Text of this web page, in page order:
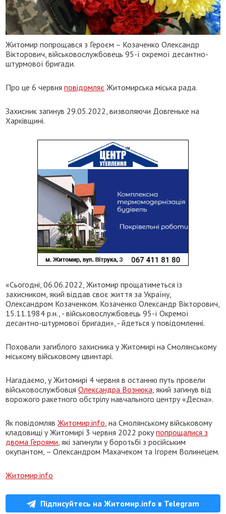
Житомир попрощався з Героєм – Козаченко Олександр
Вікторович, військовослужбовець 95-ї окремої десантно-
штурмової бригади.
Про це 6 червняповідомляє Житомирська міська рада.
Захисник загинув 29.05.2022, визволяючи Довгеньке на
Харківщині.
«Сьогодні, 06.06.2022, Житомир прощатиметься із
захисником, який віддав своє життя за Україну,
Олександром Козаченком. Козаченко Олександр Вікторович,
15.11.1984 р.н., - військовослужбовець 95-ї Окремої
десантно-штурмової бригади», - йдеться у повідомленні.
Поховали загиблого захисника у Житомирі на Смолянському
міському військовому цвинтарі.
Нагадаємо, у Житомирі 4 червня в останню путь провели
військовослужбовцяОлександра Вознюка , який загинув від
ворожого ракетного обстрілу навчального центру «Десна».
Як повідомлявЖитомир.info , на Смолянському військовому
кладовищі у Житомирі 3 червня 2022 рокупопрощалися з
двома Героями , які загинули у боротьбі з російським
окупантом, – Олександром Махачеком та Ігорем Волинецем.
Житомир.info
Підписуйтесь на Житомир.info в Telegram